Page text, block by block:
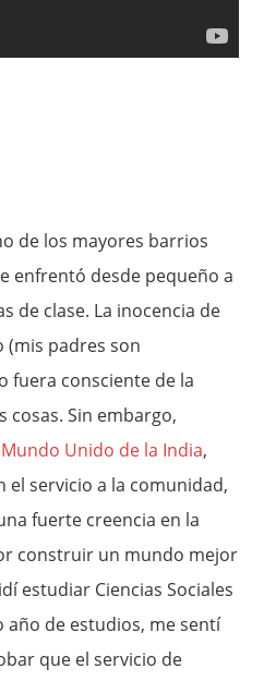
de los mayores barrios
enfrentó desde pequeño a
de clase. La inocencia de
(mis padres son
fuera consciente de la
cosas. Sin embargo,
Unido de la India,
el servicio a la comunidad,
fuerte creencia en la
construir un mundo mejor
estudiar Ciencias Sociales
año de estudios, me sentí
que el servicio de